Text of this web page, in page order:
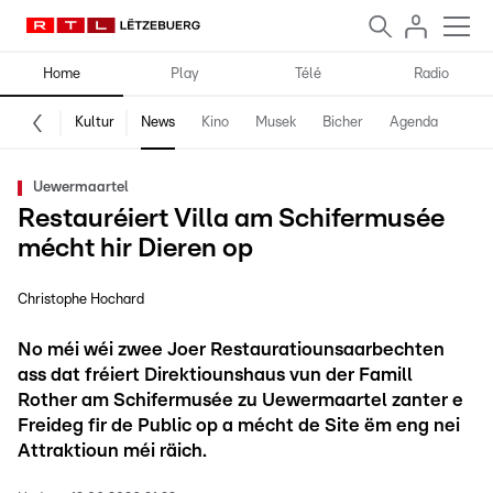
Home Play Télé Radio
Kultur News Kino Musek Bicher Agenda
Uewermaartel
Restauréiert Villa am Schifermusée
mécht hir Dieren op
Christophe Hochard
No méi wéi zwee Joer Restauratiounsaarbechten
ass dat fréiert Direktiounshaus vun der Famill
Rother am Schifermusée zu Uewermaartel zanter e
Freideg fir de Public op a mécht de Site ëm eng nei
Attraktioun méi räich.